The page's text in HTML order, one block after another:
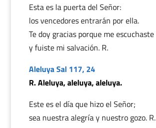
Esta es la puerta del Señor:
los vencedores entrarán por ella.
Te doy gracias porque me escuchaste
y fuiste mi salvación. R.
Aleluya Sal 117, 24
R. Aleluya, aleluya, aleluya.
Este es el día que hizo el Señor;
sea nuestra alegría y nuestro gozo. R.